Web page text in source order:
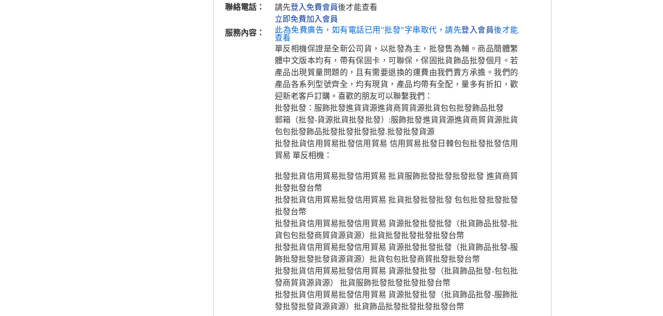
聯絡電話：
請先登入免費會員後才能查看
立即免費加入會員
服務內容：
此為免費廣告，如有電話已用"批發"字串取代，請先登入會員後才能
查看
單反相機保證是全新公司貨，以批發為主，批發售為輔。商品簡體繁
體中文版本均有，帶有保固卡，可聯保，保固批貨飾品批發個月。若
產品出現質量問題的，且有需要退換的運費由我們賣方承擔。我們的
產品各系列型號齊全，均有現貨，產品均帶有全配，量多有折扣，歡
迎新老客戶訂購。喜歡的朋友可以聯繫我們：
批發批發：服飾批發進貨貨源進貨商貿貨源批貨包包批發飾品批發
郵箱（批發-貨源批貨批發批發）:服飾批發進貨貨源進貨商貿貨源批貨
包包批發飾品批發批發批發批發.批發批發貨源
批發批貨信用貿易批發信用貿易 信用貿易批發日韓包包批發批發信用
貿易 單反相機：
批發批貨信用貿易批發信用貿易 批貨服飾批發批發批發批發 進貨商貿
批發批發台幣
批發批貨信用貿易批發信用貿易 批貨批發批發批發 包包批發批發批發
批發台幣
批發批貨信用貿易批發信用貿易 貨源批發批發批發（批貨飾品批發-批
貨包包批發商貿貨源貨源）批貨批發批發批發批發台幣
批發批貨信用貿易批發信用貿易 貨源批發批發批發（批貨飾品批發-服
飾批發批發批發貨源貨源）批貨包包批發商貿批發批發台幣
批發批貨信用貿易批發信用貿易 貨源批發批發（批貨飾品批發-包包批
發商貿貨源貨源） 批貨服飾批發批發批發批發台幣
批發批貨信用貿易批發信用貿易 貨源批發批發（批貨飾品批發-服飾批
發批發批發貨源貨源）批貨飾品批發批發批發批發台幣